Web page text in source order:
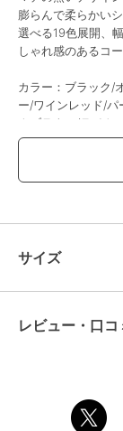
膨らんで柔らかい
選べる19色展開、
しゃれ感のあるコー
カラー：ブラック/
ー/ワインレッド/
クブラウン/ライト
ー/ロイヤルブルー/
高さ:約33cm 上横
・ipadmini対応（
・長財布（
・ペットボトル横
生産国：中国
サイズ
レビュー・口コ